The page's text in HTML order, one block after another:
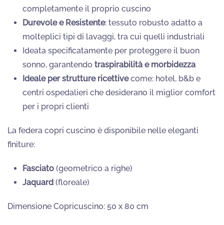
completamente il proprio cuscino
Durevole e Resistente: tessuto robusto adatto a
molteplici tipi di lavaggi, tra cui quelli industriali
Ideata specificatamente per proteggere il buon
sonno, garantendo traspirabilità e morbidezza
Ideale per strutture ricettivecome: hotel, b&b e
centri ospedalieri che desiderano il miglior comfort
per i propri clienti
La federa copri cuscino è disponibile nelle eleganti
finiture:
Fasciato (geometrico a righe)
Jaquard (floreale)
Dimensione Copricuscino: 50 x 80 cm